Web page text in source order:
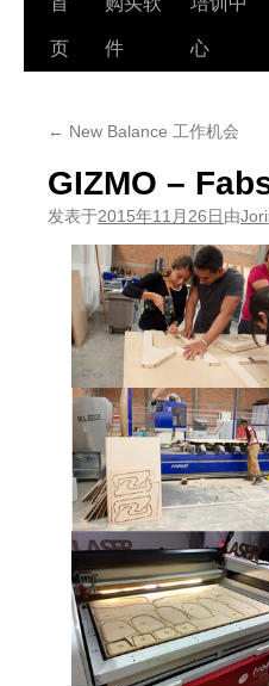
至页 件 心
← New Balance 工作机会
GIZMO –
发表于2015年11月26日由